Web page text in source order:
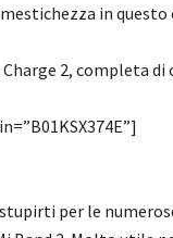
in
2, completa di
stupirti per le